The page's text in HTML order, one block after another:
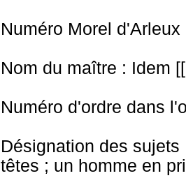
Numéro Morel d'Arleux
Nom du maître : Idem
Numéro d'ordre dans
Désignation des
têtes ; un homme en